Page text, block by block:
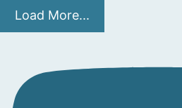
Load More...